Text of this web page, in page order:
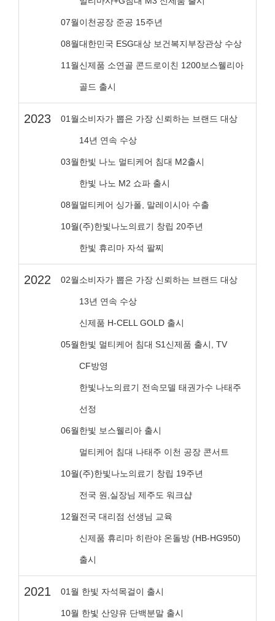
07월이천공장 준공 15주년
08월대한민국 ESG대상 보건복지부장관상 수상
11월신제품 소연골 콘드로이친 1200보스웰리아
골드 출시
2023 01월소비자가 뽑은 가장 신뢰하는 브랜드 대상
14년 연속 수상
03월한빛 나노 멀티케어 침대 M2출시
한빛 나노 M2 쇼파 출시
08월멀티케어 싱가폴, 말레이시아 수출
10월(주)한빛나노의료기 창립 20주년
한빛 휴리마 자석 팔찌
2022 02월소비자가 뽑은 가장 신뢰하는 브랜드 대상
13년 연속 수상
신제품 H-CELL GOLD 출시
05월한빛 멀티케어 침대 S1신제품 출시, TV
CF방영
한빛나노의료기 전속모델 태권가수 나태주
선정
06월한빛 보스웰리아 출시
멀티케어 침대 나태주 이천 공장 콘서트
10월(주)한빛나노의료기 창립 19주년
전국 원,실장님 제주도 워크샵
12월전국 대리점 선생님 교육
신제품 휴리마 히란야 온돌방 (HB-HG950)
출시
2021 01월 한빛 자석목걸이 출시
10월 한빛 산양유 단백분말 출시